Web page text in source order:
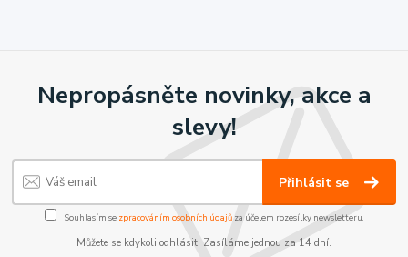
Nepropásněte novinky, akce a
slevy!
Přihlásit se
Souhlasím se zpracováním osobních údajůza účelem rozesílky newsletteru.
Můžete se kdykoli odhlásit. Zasíláme jednou za 14 dní.